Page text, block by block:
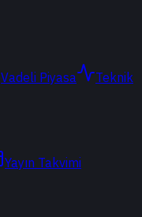
Vadeli Piyasa
Teknik
Yayın Takvimi